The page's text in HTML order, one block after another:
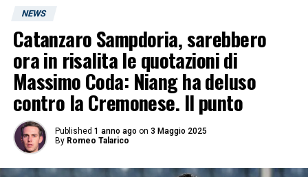
NEWS
Catanzaro Sampdoria, sarebbero
ora in risalita le quotazioni di
Massimo Coda: Niang ha deluso
contro la Cremonese. Il punto
Published 1 anno ago on 3 Maggio 2025
By Romeo Talarico